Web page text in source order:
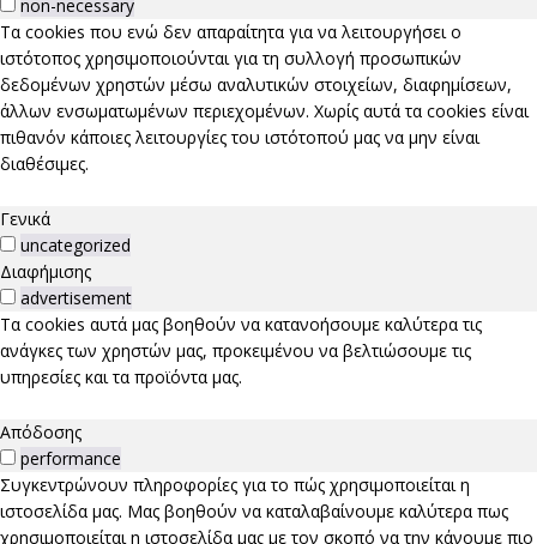
non-necessary
Τα cookies που ενώ δεν απαραίτητα για να λειτουργήσει ο
ιστότοπος χρησιμοποιούνται για τη συλλογή προσωπικών
δεδομένων χρηστών μέσω αναλυτικών στοιχείων, διαφημίσεων,
άλλων ενσωματωμένων περιεχομένων. Χωρίς αυτά τα cookies είναι
πιθανόν κάποιες λειτουργίες του ιστότοπού μας να μην είναι
διαθέσιμες.
Γενικά
uncategorized
Διαφήμισης
advertisement
Τα cookies αυτά μας βοηθούν να κατανοήσουμε καλύτερα τις
ανάγκες των χρηστών μας, προκειμένου να βελτιώσουμε τις
υπηρεσίες και τα προϊόντα μας.
Απόδοσης
performance
Συγκεντρώνουν πληροφορίες για το πώς χρησιμοποιείται η
ιστοσελίδα μας. Μας βοηθούν να καταλαβαίνουμε καλύτερα πως
χρησιμοποιείται η ιστοσελίδα μας με τον σκοπό να την κάνουμε πιο